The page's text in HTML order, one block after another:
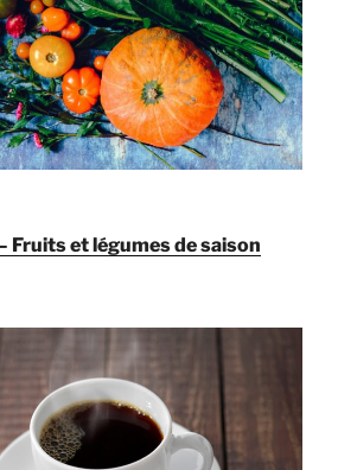
Fruits et légumes de saison